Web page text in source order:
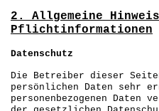
2. Allgemeine
Pflichtinformationen
Datenschutz
Die Betreiber dieser
persönlichen Daten sehr
personenbezogenen Daten